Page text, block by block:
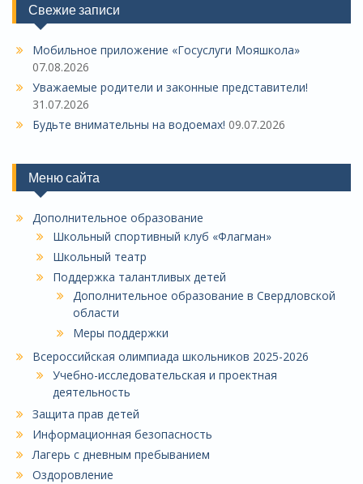
Свежие записи
Мобильное приложение «Госуслуги Мояшкола»
07.08.2026
Уважаемые родители и законные представители!
31.07.2026
Будьте внимательны на водоемах! 09.07.2026
Меню сайта
Дополнительное образование
Школьный спортивный клуб «Флагман»
Школьный театр
Поддержка талантливых детей
Дополнительное образование в Свердловской
области
Меры поддержки
Всероссийская олимпиада школьников 2025-2026
Учебно-исследовательская и проектная
деятельность
Защита прав детей
Информационная безопасность
Лагерь с дневным пребыванием
Оздоровление